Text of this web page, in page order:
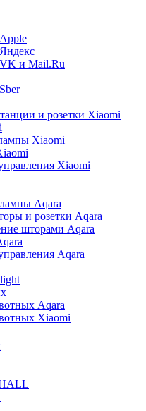
и Mail.Ru
и розетки Xiaomi
Xiaomi
Xiaomi
Aqara
и розетки Aqara
шторами Aqara
Aqara
Aqara
Xiaomi